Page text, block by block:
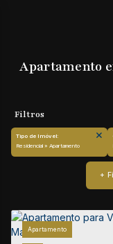
Apartamento
Residencial » Apartamento
Apartamento